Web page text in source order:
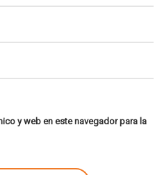
y web en este navegador para la